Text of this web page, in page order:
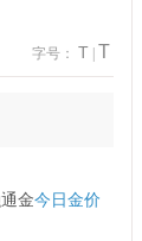
字号： T T
金今日金价